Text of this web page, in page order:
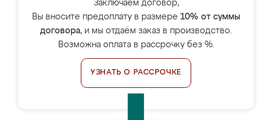
Заключаем договор,
Вы вносите предоплату в размере 10% от суммы
договора, и мы отдаём заказ в производство.
Возможна оплата в рассрочку без %.
УЗНАТЬ О РАССРОЧКЕ